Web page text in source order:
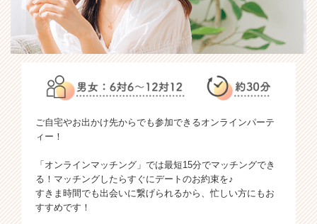
ご自宅やお出かけ先からでも参加できるオンラインパーテ
ィー！
「オンラインマッチング」では最短15分でマッチングでき
る！マッチングしたらすぐにデートのお約束を♪
すきま時間でも出会いに繋げられるから、忙しい方にもお
すすめです！